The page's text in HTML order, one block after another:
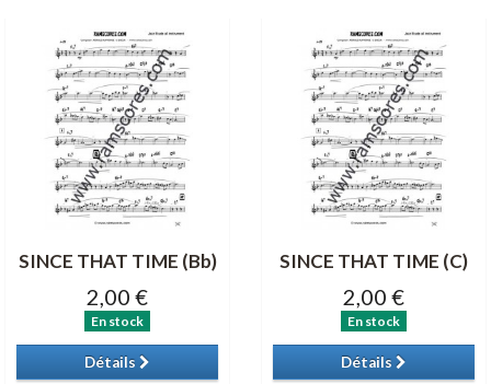
SINCE THAT TIME (Bb)
2,00 €
En stock
Détails
SINCE THAT TIME (C)
2,00 €
En stock
Détails